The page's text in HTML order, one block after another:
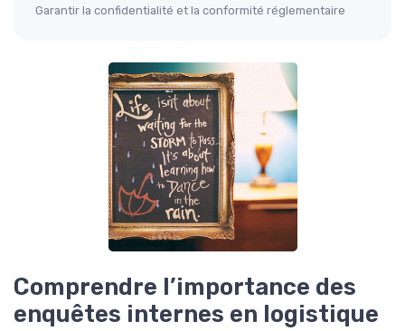
Garantir la confidentialité et la conformité réglementaire
Comprendre l’importance des
enquêtes internes en logistique